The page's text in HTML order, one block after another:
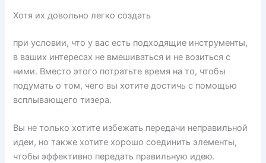
Хотя их довольно легко создать
при условии, что у вас есть подходящие инструменты,
в ваших интересах не вмешиваться и не возиться с
ними. Вместо этого потратьте время на то, чтобы
подумать о том, чего вы хотите достичь с помощью
всплывающего тизера.
Вы не только хотите избежать передачи неправильной
идеи, но также хотите хорошо соединить элементы,
чтобы эффективно передать правильную идею.